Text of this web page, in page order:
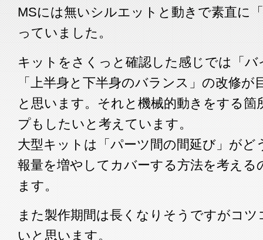
MSには無いシルエットと動きで素直に
っていました。
キットをさくっと確認した感じでは「
「上半身と下半身のバランス」の改修が
と思います。それと機械的動きをする
プもしたいと考えています。
大型キットは「パーツ間の間延び」がど
報量を増やしてカバーする方法を考える
ます。
また製作期間は長くなりそうですがコ
いと思います。